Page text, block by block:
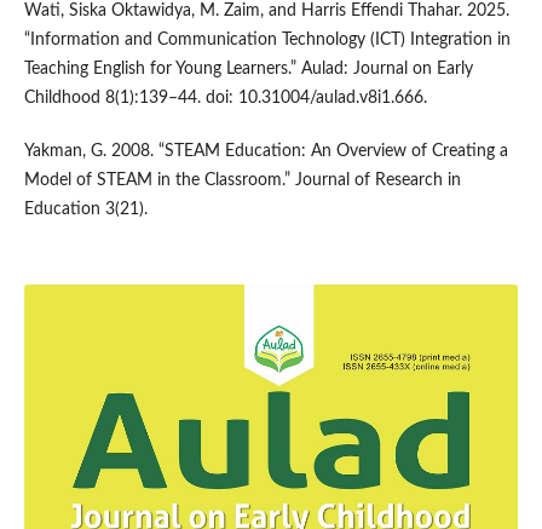
Wati, Siska Oktawidya, M. Zaim, and Harris Effendi Thahar. 2025.
“Information and Communication Technology (ICT) Integration in
Teaching English for Young Learners.” Aulad: Journal on Early
Childhood 8(1):139–44. doi: 10.31004/aulad.v8i1.666.
Yakman, G. 2008. “STEAM Education: An Overview of Creating a
Model of STEAM in the Classroom.” Journal of Research in
Education 3(21).